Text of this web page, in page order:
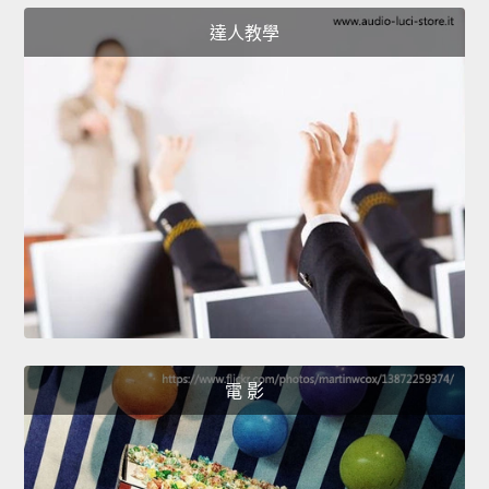
達人教學
電 影